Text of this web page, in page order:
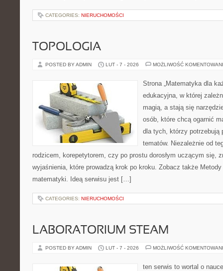
CATEGORIES: NIERUCHOMOŚCI
TOPOLOGIA
POSTED BY ADMIN LUT - 7 - 2026 MOŻLIWOŚĆ
Strona „Matematyka dla
edukacyjna, w której
magią, a stają się
osób, które chcą ogarnić
dla tych, którzy potrzebują
tematów. Niezależnie od
rodzicem, korepetytorem, czy po prostu dorosłym uczącym się,
wyjaśnienia, które prowadzą krok po kroku. Zobacz także
matematyki. Ideą serwisu jest […]
CATEGORIES: NIERUCHOMOŚCI
LABORATORIUM STEAM
POSTED BY ADMIN LUT - 7 - 2026 MOŻLIWOŚĆ
ten serwis to wortal o